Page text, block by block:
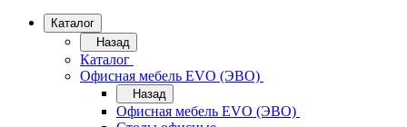
Каталог
Назад
Каталог
Офисная мебель EVO (ЭВО)
Назад
Офисная мебель EVO (ЭВО)